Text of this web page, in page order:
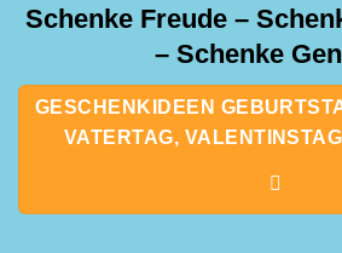
Schenke Freude –
– Schenke
GESCHENKIDEEN
VATERTAG,